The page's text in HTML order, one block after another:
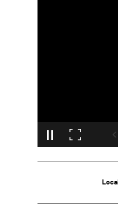
Local